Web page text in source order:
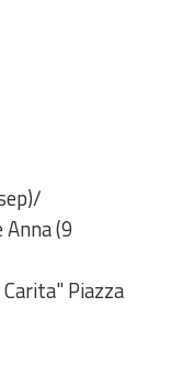
Anna (9
Piazza